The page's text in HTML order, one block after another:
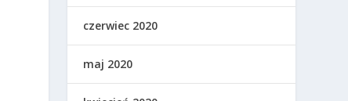
czerwiec 2020
maj 2020